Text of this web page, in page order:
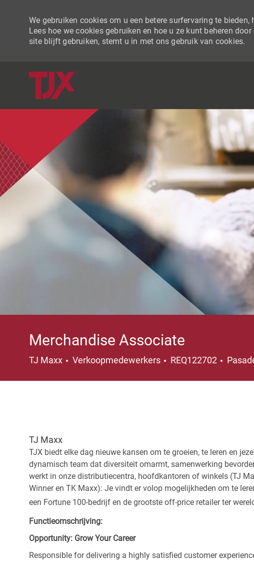
We gebruiken cookies om u een betere surfervaring te
Lees hoe we cookies gebruiken en hoe u ze kunt beheren
site blijft gebruiken, stemt u in met ons gebruik van cookies.
Merchandise Associate
TJ Maxx Categorie
Verkoopmedewerkers REQ122702 Plaats
TJ Maxx
TJX biedt elke dag nieuwe kansen om te groeien, te leren en
dynamisch team dat diversiteit omarmt, samenwerking
werkt in onze distributiecentra, hoofdkantoren of winkels (TJ
Winner en TK Maxx): Je vindt er volop mogelijkheden om te
een Fortune 100-bedrijf en de grootste off-price retailer ter
Functieomschrijving:
Opportunity: Grow Your Career
Responsible for delivering a highly satisfied customer